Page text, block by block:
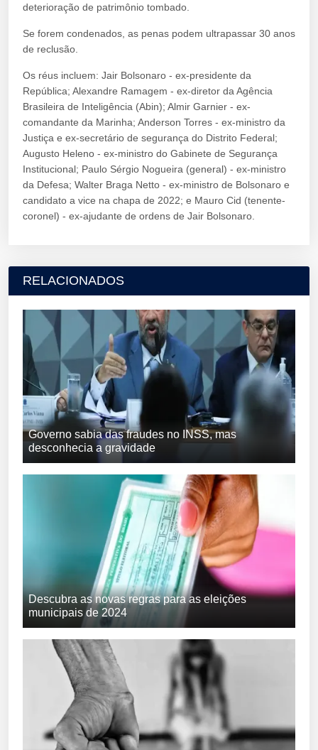
deterioração de patrimônio tombado.
Se forem condenados, as penas podem ultrapassar 30 anos
de reclusão.
Os réus incluem: Jair Bolsonaro - ex-presidente da
República; Alexandre Ramagem - ex-diretor da Agência
Brasileira de Inteligência (Abin); Almir Garnier - ex-
comandante da Marinha; Anderson Torres - ex-ministro da
Justiça e ex-secretário de segurança do Distrito Federal;
Augusto Heleno - ex-ministro do Gabinete de Segurança
Institucional; Paulo Sérgio Nogueira (general) - ex-ministro
da Defesa; Walter Braga Netto - ex-ministro de Bolsonaro e
candidato a vice na chapa de 2022; e Mauro Cid (tenente-
coronel) - ex-ajudante de ordens de Jair Bolsonaro.
RELACIONADOS
Governo sabia das fraudes no INSS, mas
desconhecia a gravidade
Descubra as novas regras para as eleições
municipais de 2024